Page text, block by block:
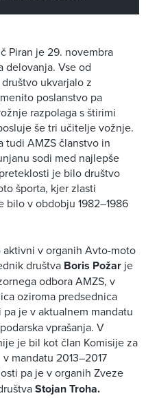
Piran je 29. novembra
Vse od
ukvarjalo z
poslanstvo pa
razpolaga s štirimi
še tri učitelje vožnje.
tudi AMZS članstvo in
sodi med najlepše
je bilo društvo
športa, kjer zlasti
bilo v obdobju 1982–1986
v organih Avto-moto
društva Boris Požar je
odbora AMZS, v
oziroma predsednica
pa je v aktualnem mandatu
vprašanja. V
je bil kot član Komisije za
mandatu 2013–2017
pa je v organih Zveze
Stojan Troha.